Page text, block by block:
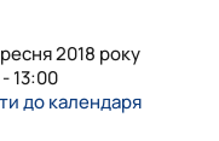
2018 року
13:00
до календаря